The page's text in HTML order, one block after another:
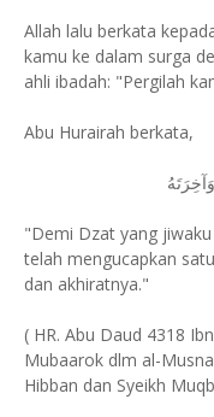
Allah lalu berkata
kamu ke dalam surga
ahli ibadah: "Pergilah
Abu Hurairah berkata,
"Demi Dzat yang
telah mengucapkan
dan akhiratnya."
( HR. Abu Daud 4318
Mubaarok dlm al-
Hibban dan Syeikh